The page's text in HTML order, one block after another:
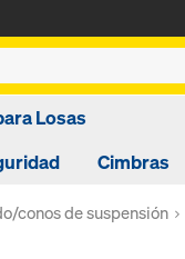
Losas
Cimbras
conos de suspensión